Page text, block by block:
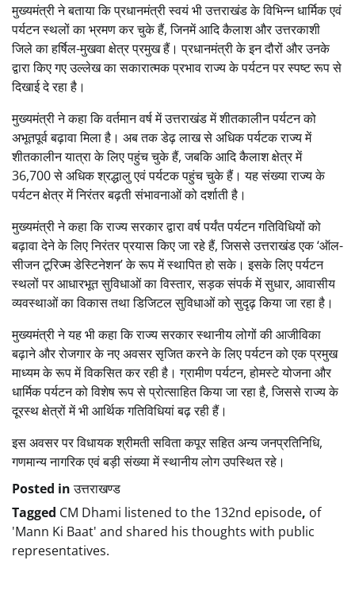
मुख्यमंत्री ने बताया कि प्रधानमंत्री स्वयं भी उत्तराखंड के विभिन्न धार्मिक एवं
पर्यटन स्थलों का भ्रमण कर चुके हैं, जिनमें आदि कैलाश और उत्तरकाशी
जिले का हर्षिल-मुखवा क्षेत्र प्रमुख हैं। प्रधानमंत्री के इन दौरों और उनके
द्वारा किए गए उल्लेख का सकारात्मक प्रभाव राज्य के पर्यटन पर स्पष्ट रूप से
दिखाई दे रहा है।
मुख्यमंत्री ने कहा कि वर्तमान वर्ष में उत्तराखंड में शीतकालीन पर्यटन को
अभूतपूर्व बढ़ावा मिला है। अब तक डेढ़ लाख से अधिक पर्यटक राज्य में
शीतकालीन यात्रा के लिए पहुंच चुके हैं, जबकि आदि कैलाश क्षेत्र में
36,700 से अधिक श्रद्धालु एवं पर्यटक पहुंच चुके हैं। यह संख्या राज्य के
पर्यटन क्षेत्र में निरंतर बढ़ती संभावनाओं को दर्शाती है।
मुख्यमंत्री ने कहा कि राज्य सरकार द्वारा वर्ष पर्यंत पर्यटन गतिविधियों को
बढ़ावा देने के लिए निरंतर प्रयास किए जा रहे हैं, जिससे उत्तराखंड एक ‘ऑल-
सीजन टूरिज्म डेस्टिनेशन’ के रूप में स्थापित हो सके। इसके लिए पर्यटन
स्थलों पर आधारभूत सुविधाओं का विस्तार, सड़क संपर्क में सुधार, आवासीय
व्यवस्थाओं का विकास तथा डिजिटल सुविधाओं को सुदृढ़ किया जा रहा है।
मुख्यमंत्री ने यह भी कहा कि राज्य सरकार स्थानीय लोगों की आजीविका
बढ़ाने और रोजगार के नए अवसर सृजित करने के लिए पर्यटन को एक प्रमुख
माध्यम के रूप में विकसित कर रही है। ग्रामीण पर्यटन, होमस्टे योजना और
धार्मिक पर्यटन को विशेष रूप से प्रोत्साहित किया जा रहा है, जिससे राज्य के
दूरस्थ क्षेत्रों में भी आर्थिक गतिविधियां बढ़ रही हैं।
इस अवसर पर विधायक श्रीमती सविता कपूर सहित अन्य जनप्रतिनिधि,
गणमान्य नागरिक एवं बड़ी संख्या में स्थानीय लोग उपस्थित रहे।
Posted inउत्तराखण्ड
Tagged CM Dhami listened to the 132nd episode, of
'Mann Ki Baat' and shared his thoughts with public
representatives.